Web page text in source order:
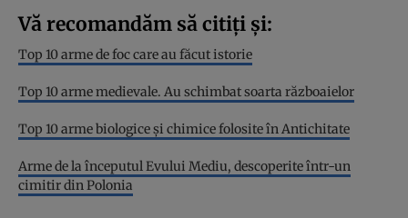
Vă recomandăm să citiți și:
Top 10 arme de foc care au făcut istorie
Top 10 arme medievale. Au schimbat soarta războaielor
Top 10 arme biologice și chimice folosite în Antichitate
Arme de la începutul Evului Mediu, descoperite într-un
cimitir din Polonia